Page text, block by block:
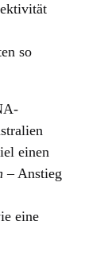
so
einen
– Anstieg
eine